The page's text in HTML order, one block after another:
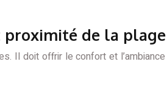
proximité de la plage
Il doit offrir le confort et